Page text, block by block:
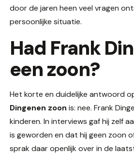
door de jaren heen veel vragen
persoonlijke situatie.
Had Frank
een zoon?
Het korte en duidelijke antwoord
Dingenen zoon is: nee. Frank
kinderen. In interviews gaf hij zelf
is geworden en dat hij geen zoon
sprak daar openlijk over in de